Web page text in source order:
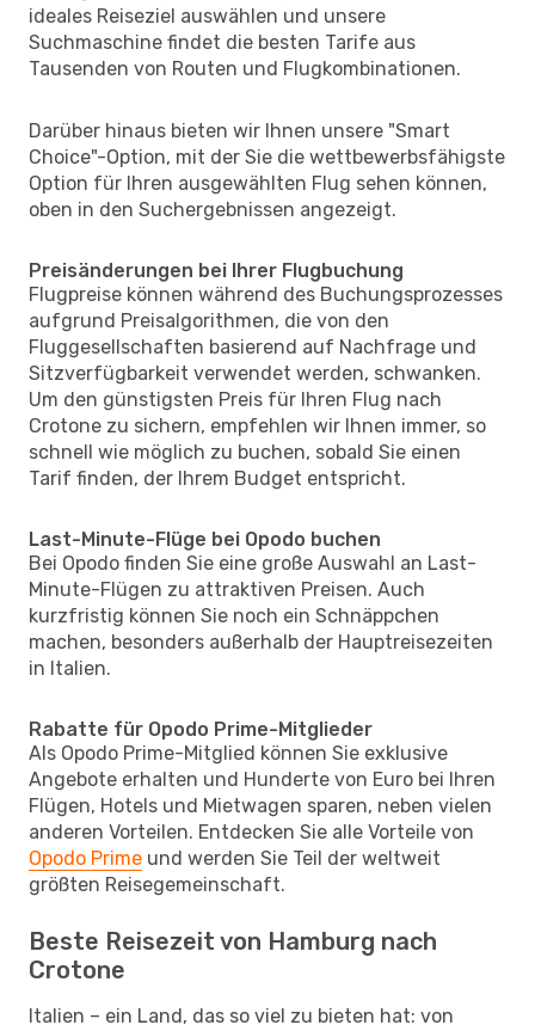
ideales Reiseziel auswählen und unsere
Suchmaschine findet die besten Tarife aus
Tausenden von Routen und Flugkombinationen.
Darüber hinaus bieten wir Ihnen unsere "Smart
Choice"-Option, mit der Sie die wettbewerbsfähigste
Option für Ihren ausgewählten Flug sehen können,
oben in den Suchergebnissen angezeigt.
Preisänderungen bei Ihrer Flugbuchung
Flugpreise können während des Buchungsprozesses
aufgrund Preisalgorithmen, die von den
Fluggesellschaften basierend auf Nachfrage und
Sitzverfügbarkeit verwendet werden, schwanken.
Um den günstigsten Preis für Ihren Flug nach
Crotone zu sichern, empfehlen wir Ihnen immer, so
schnell wie möglich zu buchen, sobald Sie einen
Tarif finden, der Ihrem Budget entspricht.
Last-Minute-Flüge bei Opodo buchen
Bei Opodo finden Sie eine große Auswahl an Last-
Minute-Flügen zu attraktiven Preisen. Auch
kurzfristig können Sie noch ein Schnäppchen
machen, besonders außerhalb der Hauptreisezeiten
in Italien.
Rabatte für Opodo Prime-Mitglieder
Als Opodo Prime-Mitglied können Sie exklusive
Angebote erhalten und Hunderte von Euro bei Ihren
Flügen, Hotels und Mietwagen sparen, neben vielen
anderen Vorteilen. Entdecken Sie alle Vorteile von
Opodo Prime und werden Sie Teil der weltweit
größten Reisegemeinschaft.
Beste Reisezeit von Hamburg nach
Crotone
Italien – ein Land, das so viel zu bieten hat: von